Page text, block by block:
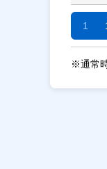
1
※通常